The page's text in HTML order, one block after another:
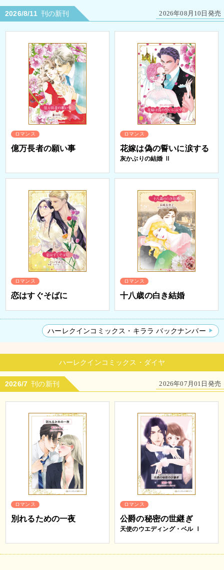
2026/8/11 刊の新刊 2026年08月10日発売
ロマンス
億万長者の願い事
ロマンス
花嫁は偽の誓いに涙する
灰かぶりの結婚 Ⅱ
ロマンス
恋はすぐそばに
ロマンス
十八歳の白き結婚
ハーレクインコミックス・キララ バックナンバー
ハーレクインコミックス・ダイヤ
2026/7 刊の新刊 2026年07月01日発売
ロマンス
別れるための一夜
ロマンス
公爵の秘密の世継ぎ
天使のウエディング・ベル Ⅰ